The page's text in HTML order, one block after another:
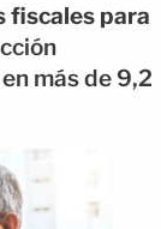
fiscales para
más de 9,2